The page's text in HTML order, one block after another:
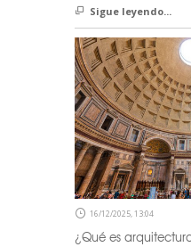
Sigue leyendo...
16/12/2025, 13:04
¿Qué es